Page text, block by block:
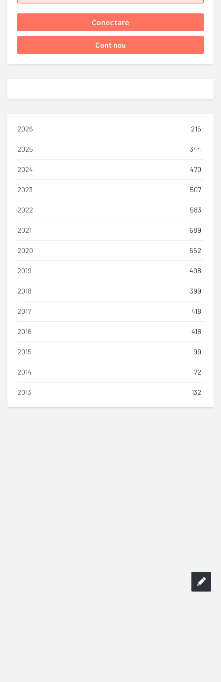
2026 215
2025 344
2024 470
2023 507
2022 583
2021 689
2020 652
2019 408
2018 399
2017 418
2016 418
2015 99
2014 72
2013 132